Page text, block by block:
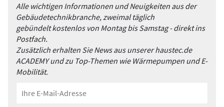
Alle wichtigen Informationen und Neuigkeiten aus der
Gebäudetechnikbranche, zweimal täglich
gebündelt kostenlos von Montag bis Samstag - direkt ins
Postfach.
Zusätzlich erhalten Sie News aus unserer haustec.de
ACADEMY und zu Top-Themen wie Wärmepumpen und E-
Mobilität.